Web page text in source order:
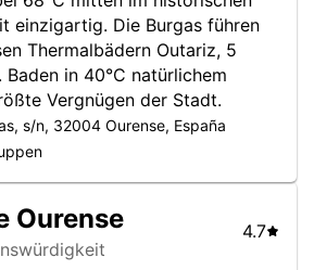
einzigartig. Die Burgas führen
Thermalbädern Outariz, 5
in 40°C natürlichem
Vergnügen der Stadt.
s/n, 32004 Ourense, España
Ourense 4.7